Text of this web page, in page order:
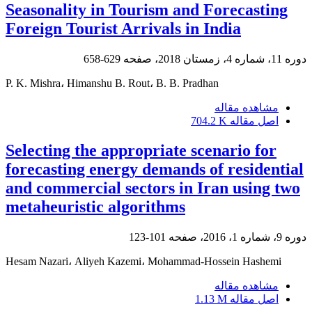
Seasonality in Tourism and Forecasting
Foreign Tourist Arrivals in India
دوره 11، شماره 4، زمستان 2018، صفحه 629-658
P. K. Mishra، Himanshu B. Rout، B. B. Pradhan
مشاهده مقاله
اصل مقاله 704.2 K
Selecting the appropriate scenario for
forecasting energy demands of residential
and commercial sectors in Iran using two
metaheuristic algorithms
دوره 9، شماره 1، 2016، صفحه 101-123
Hesam Nazari، Aliyeh Kazemi، Mohammad-Hossein Hashemi
مشاهده مقاله
اصل مقاله 1.13 M